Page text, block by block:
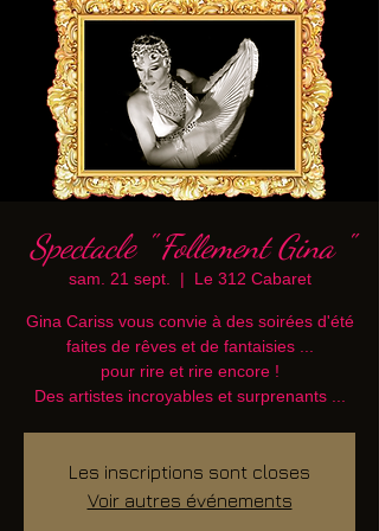
Spectacle " Follement Gina "
sam. 21 sept.
  |
Le 312 Cabaret
Gina Cariss vous convie à des soirées d'été
faites de rêves et de fantaisies ...
pour rire et rire encore !
Des artistes incroyables et surprenants ...
Les inscriptions sont closes
Voir autres événements